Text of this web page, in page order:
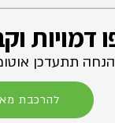
תתעדכן
דמויות
להרכבת